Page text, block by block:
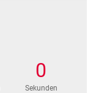
0
Sekunden